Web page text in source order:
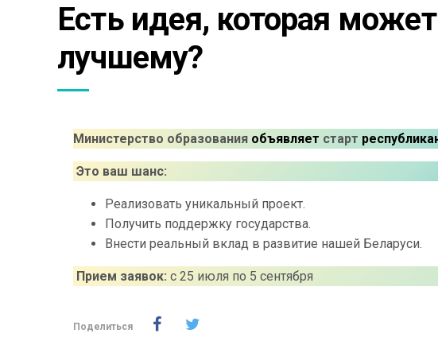
Есть идея, которая
лучшему?
Министерство образования объявляет старт
Это ваш шанс:
Реализовать уникальный проект.
Получить поддержку государства.
Внести реальный вклад в развитие нашей Беларуси.
Прием заявок: с 25 июля по 5 сентября
Поделиться